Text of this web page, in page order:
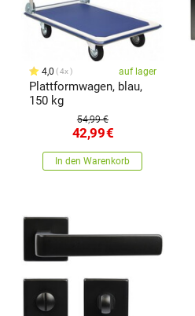
4,0 4x auf lager
Plattformwagen, blau,
150 kg
54,99 €
42,99€
In den Warenkorb